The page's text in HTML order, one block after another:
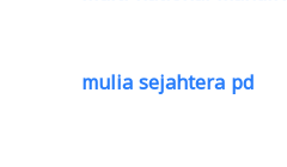
mulia sejahtera pd